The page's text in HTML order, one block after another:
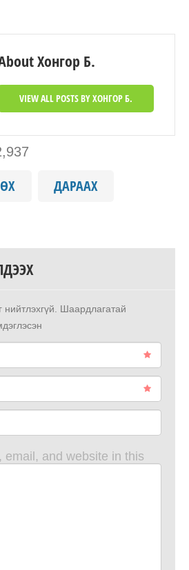
Хонгор Б.
VIEW ALL POSTS BY ХОНГОР Б.
ДАРААХ
Шаардлагатай
email, and website in this
time i comment.